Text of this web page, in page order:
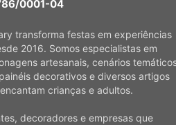
0001-04
transforma festas em experiências
2016. Somos especialistas em
artesanais, cenários
decorativos e diversos artigos
crianças e adultos.
decoradores e empresas que